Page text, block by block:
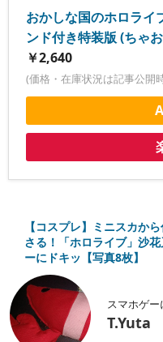
おかしな国のホロライ
ンド付き特装版 (ちゃ
￥2,640
(価格・在庫状況は記事公開
【コスプレ】ミニスカか
さる！「ホロライブ」沙
ーにドキッ【写真8枚】
スマホゲ
T.Yuta